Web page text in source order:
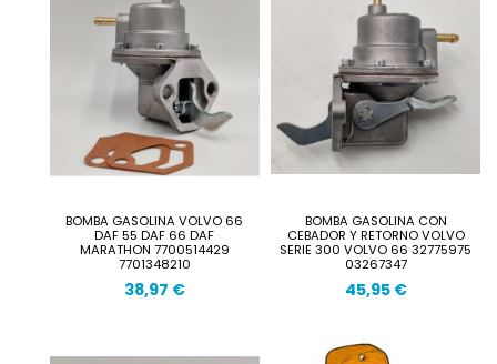
BOMBA GASOLINA VOLVO 66
DAF 55 DAF 66 DAF
MARATHON 7700514429
7701348210
38,97 €
BOMBA GASOLINA CON
CEBADOR Y RETORNO VOLVO
SERIE 300 VOLVO 66 32775975
03267347
45,95 €